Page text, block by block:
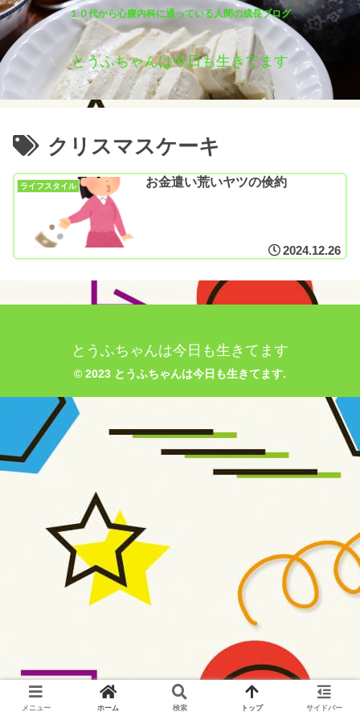
１０代から心療内科に通っている人間の成長ブログ
とうふちゃんは今日も生きてます
クリスマスケーキ
ライフスタイル お金遣い荒いヤツの倹約
2024.12.26
とうふちゃんは今日も生きてます
© 2023 とうふちゃんは今日も生きてます.
メニュー ホーム 検索 トップ サイドバー